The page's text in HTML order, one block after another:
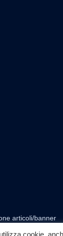
articoli/banner